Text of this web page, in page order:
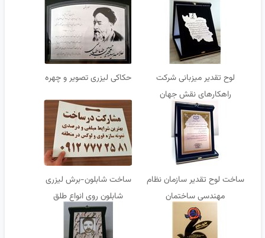
لوح تقدیر میزبانی شرکت
راهکارهای نقش جهان
حکاکی لیزری تصویر و چهره
ساخت لوح تقدیر سازمان نظام
مهندسی ساختمان
ساخت شابلون-برش لیزری
شابلون روی انواع طلق